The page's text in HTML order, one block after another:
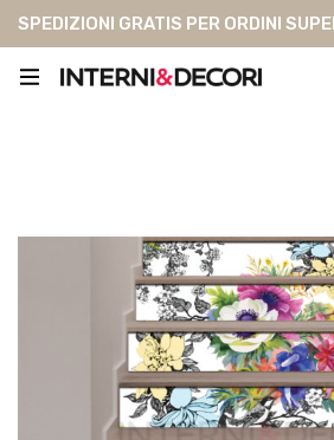
SPEDIZIONI GRATIS PER ORDINI